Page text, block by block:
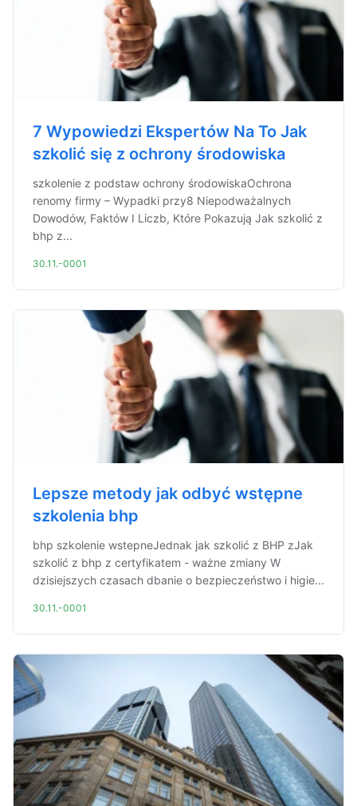
7 Wypowiedzi Ekspertów Na To Jak
szkolić się z ochrony środowiska
szkolenie z podstaw ochrony środowiskaOchrona
renomy firmy – Wypadki przy8 Niepodważalnych
Dowodów, Faktów I Liczb, Które Pokazują Jak szkolić z
bhp z...
30.11.-0001
Lepsze metody jak odbyć wstępne
szkolenia bhp
bhp szkolenie wstepneJednak jak szkolić z BHP zJak
szkolić z bhp z certyfikatem - ważne zmiany W
dzisiejszych czasach dbanie o bezpieczeństwo i higie...
30.11.-0001